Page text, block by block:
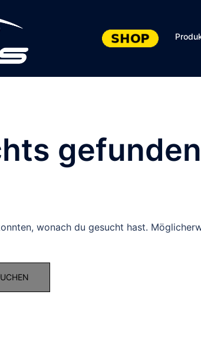
gefunden
wonach du gesucht hast.